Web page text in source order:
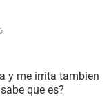
y me irrita tambien
que es?